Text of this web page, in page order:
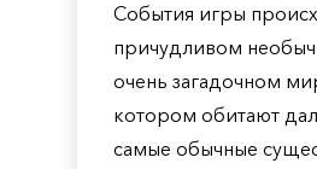
События игры
причудливом
очень загадочном
котором обитают
самые обычные